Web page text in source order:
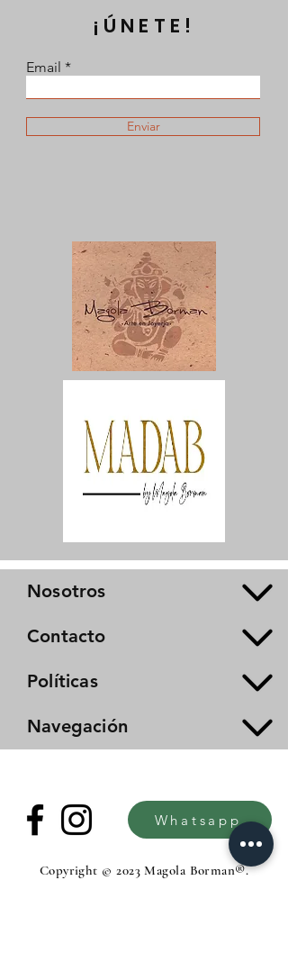
¡ÚNETE!
Email
Enviar
Nosotros
Contacto
Políticas
Navegación
Whatsapp
Copyright © 2023 Magola Borman®.